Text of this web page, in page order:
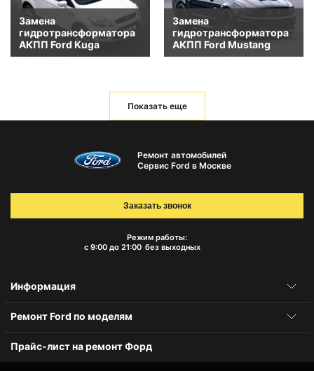
Замена
гидротрансформатора
АКПП Ford Kuga
Замена
гидротрансформатора
АКПП Ford Mustang
Показать еще
Ремонт автомобилей
Сервис Ford в Москве
Режим работы:
с 9:00 до 21:00 без выходных
Заказать звонок
Информация
Ремонт Ford по моделям
Прайс-лист на ремонт Форд